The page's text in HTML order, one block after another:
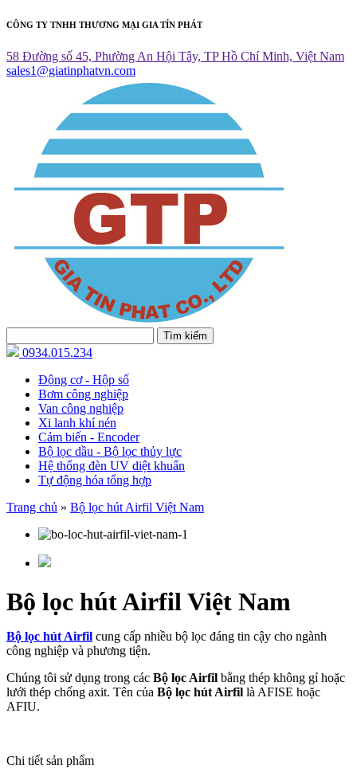
CÔNG TY TNHH THƯƠNG MẠI GIA TÍN PHÁT
58 Đường số 45, Phường An Hội Tây, TP Hồ Chí Minh, Việt Nam
sales1@giatinphatvn.com
Tìm kiếm
0934.015.234
Động cơ - Hộp số
Bơm công nghiệp
Van công nghiệp
Xi lanh khí nén
Cảm biến - Encoder
Bộ lọc dầu - Bộ lọc thủy lực
Hệ thống đèn UV diệt khuẩn
Tự động hóa tổng hợp
Trang chủ » Bộ lọc hút Airfil Việt Nam
Bộ lọc hút Airfil Việt Nam
Bộ lọc hút Airfil cung cấp nhiều bộ lọc đáng tin cậy cho ngành
công nghiệp và phương tiện.
Chúng tôi sử dụng trong các Bộ lọc Airfil bằng thép không gỉ hoặc
lưới thép chống axit. Tên của Bộ lọc hút Airfil là AFISE hoặc
AFIU.
Chi tiết sản phẩm